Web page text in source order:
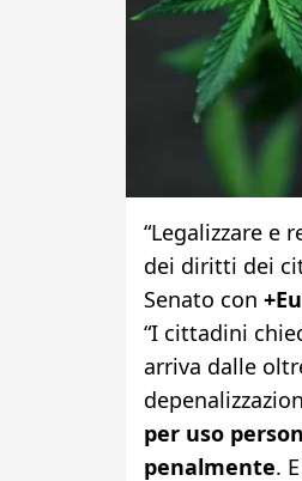
“Legalizzare e
dei diritti dei
Senato con
“I cittadini
arriva dalle
per uso
penalmente.